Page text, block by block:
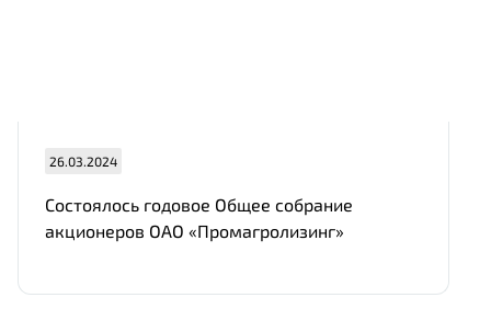
26.03.2024
Состоялось годовое Общее собрание
акционеров ОАО «Промагролизинг»